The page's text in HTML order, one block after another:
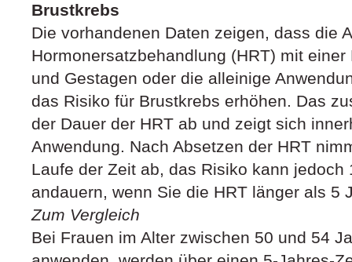
Brustkrebs
Die vorhandenen Daten zeigen, dass die
Hormonersatzbehandlung (HRT) mit
und Gestagen oder die alleinige
das Risiko für Brustkrebs erhöhen. Das
der Dauer der HRT ab und zeigt sich
Anwendung. Nach Absetzen der HRT
Laufe der Zeit ab, das Risiko kann jedoch
andauern, wenn Sie die HRT länger als 5
Zum Vergleich
Bei Frauen im Alter zwischen 50 und 54